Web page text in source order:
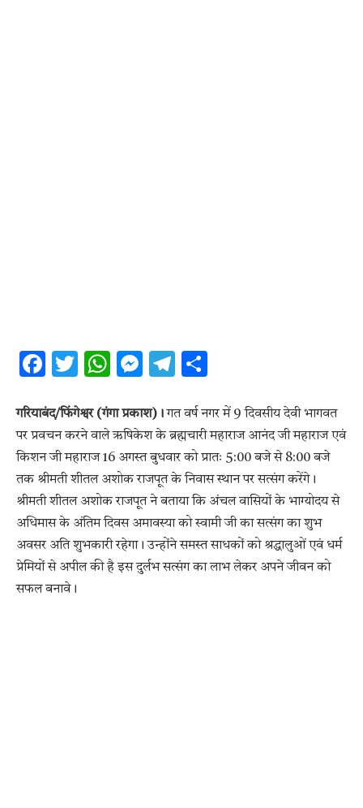
Facebook
Twitter
WhatsApp
Messenger
Telegram
गरियाबंद/फिंगेश्वर (गंगा प्रकाश)। गत वर्ष नगर में 9 दिवसीय देवी भागवत
पर प्रवचन करने वाले ऋषिकेश के ब्रह्मचारी महाराज आनंद जी महाराज एवं
किशन जी महाराज 16 अगस्त बुधवार को प्रातः 5:00 बजे से 8:00 बजे
तक श्रीमती शीतल अशोक राजपूत के निवास स्थान पर सत्संग करेंगे।
श्रीमती शीतल अशोक राजपूत ने बताया कि अंचल वासियों के भाग्योदय से
अधिमास के अंतिम दिवस अमावस्या को स्वामी जी का सत्संग का शुभ
अवसर अति शुभकारी रहेगा। उन्होंने समस्त साधकों को श्रद्धालुओं एवं धर्म
प्रेमियों से अपील की है इस दुर्लभ सत्संग का लाभ लेकर अपने जीवन को
सफल बनावे।